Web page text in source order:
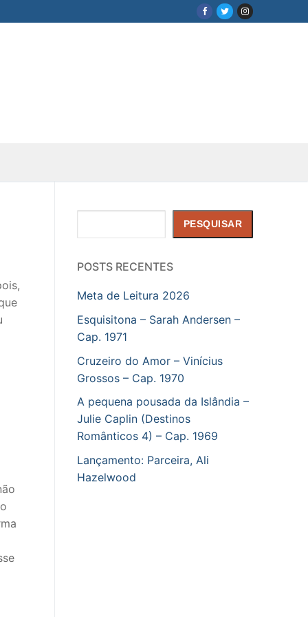
PESQUISAR
POSTS RECENTES
Meta de Leitura 2026
Esquisitona – Sarah Andersen –
Cap. 1971
Cruzeiro do Amor – Vinícius
Grossos – Cap. 1970
A pequena pousada da Islândia –
Julie Caplin (Destinos
Românticos 4) – Cap. 1969
Lançamento: Parceira, Ali
Hazelwood